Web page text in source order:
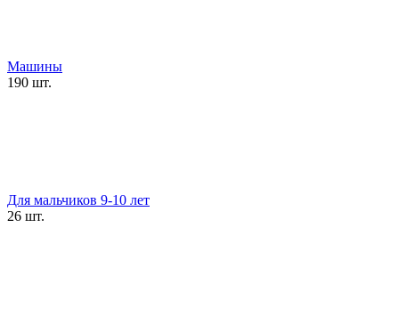
Машины
190 шт.
Для мальчиков 9-10 лет
26 шт.